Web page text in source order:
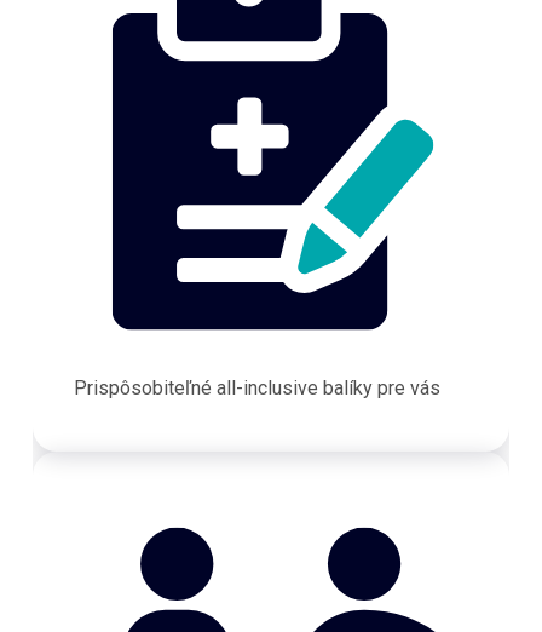
Prispôsobiteľné all-inclusive balíky pre vás